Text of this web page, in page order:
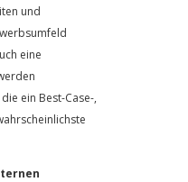
und
eine
ein Best-Case-,